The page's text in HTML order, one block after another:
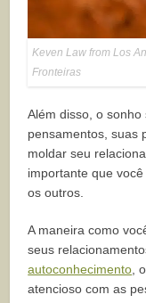
Keven Law from Los
Fronteiras
Além disso, o
pensamentos, suas
moldar seu
importante que
os outros.
A maneira como
seus
autoconhecimento,
atencioso com as